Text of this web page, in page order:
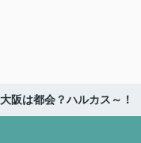
大阪は都会？ハルカス～！